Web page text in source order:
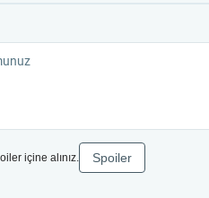
içine alınız.
Spoiler